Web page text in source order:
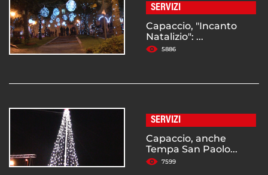
SERVIZI
Capaccio, "Incanto
Natalizio": ...
5886
SERVIZI
Capaccio, anche
Tempa San Paolo...
7599